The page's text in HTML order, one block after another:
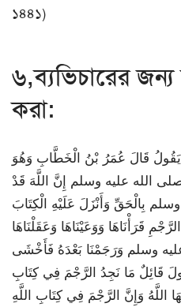
১৪৪১)
৬,ব্যভিচারের
করা:
قَالَ عُمَرُ بْنُ الْخَطَّابِ وَهُوَ
الله عليه وسلم إِنَّ اللَّهَ قَدْ
بِالْحَقِّ وَأَنْزَلَ عَلَيْهِ الْكِتَابَ
قَرَأْنَاهَا وَوَعَيْنَاهَا وَعَقَلْنَاهَا
وسلم وَرَجَمْنَا بَعْدَهُ فَأَخْشَى
قَائِلٌ مَا نَجِدُ الرَّجْمَ فِي كِتَابِ
اللَّهُ وَإِنَّ الرَّجْمَ فِي كِتَابِ اللَّهِ